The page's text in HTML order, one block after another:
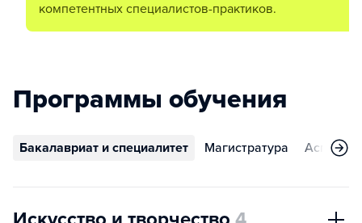
компетентных специалистов-практиков.
Программы обучения
Бакалавриат и специалитет Магистратура